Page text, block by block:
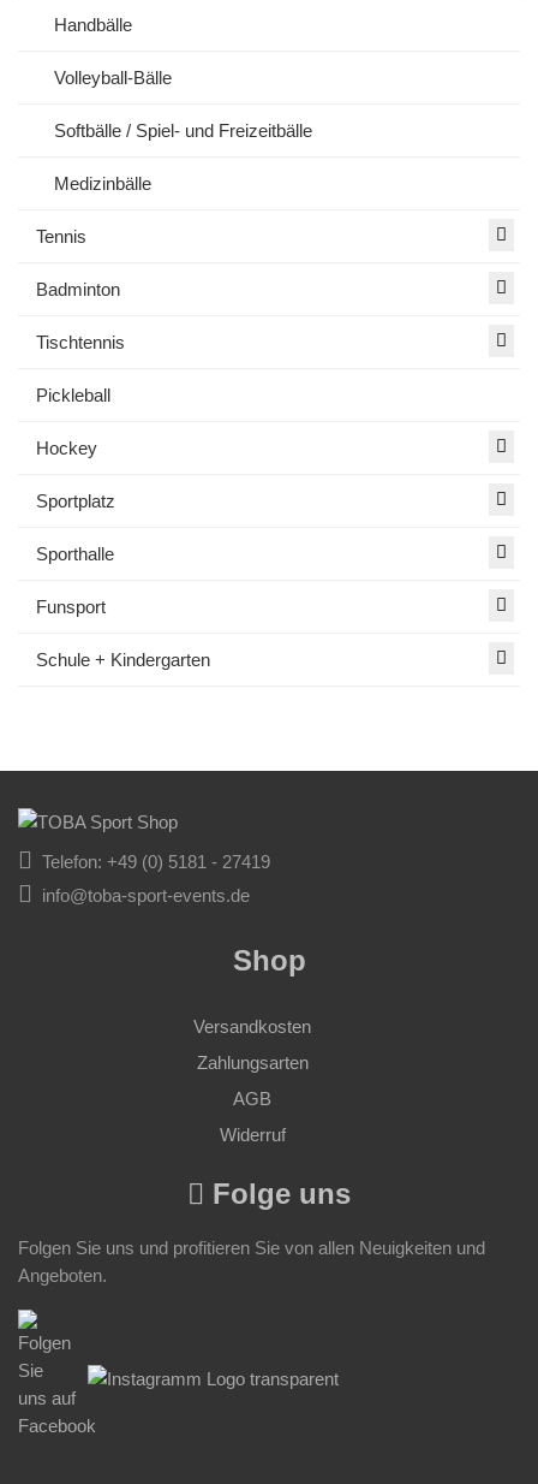
Handbälle
Volleyball-Bälle
Softbälle / Spiel- und Freizeitbälle
Medizinbälle
Tennis
Badminton
Tischtennis
Pickleball
Hockey
Sportplatz
Sporthalle
Funsport
Schule + Kindergarten
Telefon: +49 (0) 5181 - 27419
info@toba-sport-events.de
Shop
Versandkosten
Zahlungsarten
AGB
Widerruf
Folge uns
Folgen Sie uns und profitieren Sie von allen Neuigkeiten und
Angeboten.